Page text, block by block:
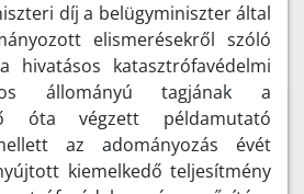
díj a belügyminiszter által
elismerésekről szóló
hivatásos katasztrófavédelmi
állományú tagjának a
óta végzett példamutató
az adományozás évét
kiemelkedő teljesítmény